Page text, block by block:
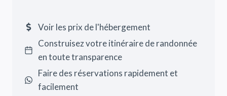
Voir les prix de l'hébergement
Construisez votre itinéraire de randonnée
en toute transparence
Faire des réservations rapidement et
facilement